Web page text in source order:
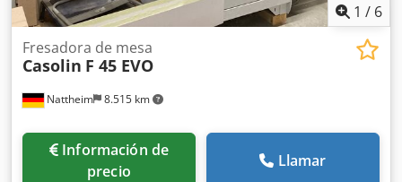
1 / 6
Nattheim 8.515 km
Fresadora de mesa
Casolin F 45 EVO
Información de
precio
Llamar